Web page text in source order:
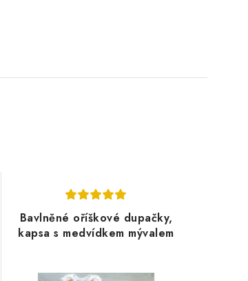
Bavlněné oříškové dupačky,
kapsa s medvídkem mývalem